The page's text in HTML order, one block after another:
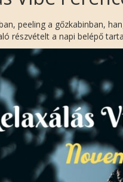
peeling a gőzkabinban,
részvételt a napi belépő